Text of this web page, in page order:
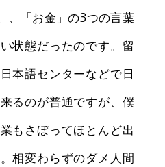
、「お金」の3つの言葉
状態だったのです。留
本語センターなどで日
るのが普通ですが、僕
もさぼってほとんど出
相変わらずのダメ人間